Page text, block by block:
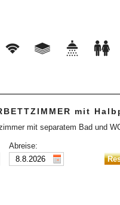
mit
mit separatem Bad und
Abreise: